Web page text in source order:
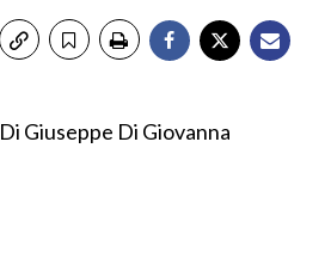
Di Giuseppe Di Giovanna